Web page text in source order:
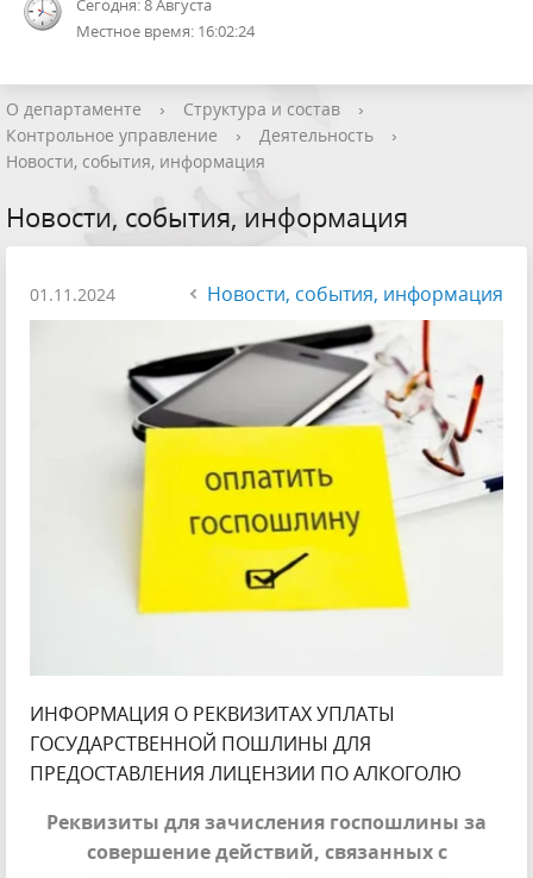
Сегодня: 8 Августа
Местное время: 16:02:25
О департаменте › Структура и состав
›
Контрольное управление
› Деятельность
›
Новости, события, информация
Новости, события, информация
01.11.2024 Новости, события, информация
ИНФОРМАЦИЯ О РЕКВИЗИТАХ УПЛАТЫ
ГОСУДАРСТВЕННОЙ ПОШЛИНЫ ДЛЯ
ПРЕДОСТАВЛЕНИЯ ЛИЦЕНЗИИ ПО АЛКОГОЛЮ
Реквизиты для зачисления госпошлины за
совершение действий, связанных с